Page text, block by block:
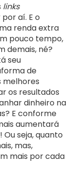
links
aí. E o
renda extra
pouco tempo,
demais, né?
seu
de
melhores
os resultados
dinheiro na
E conforme
aumentará
seja, quanto
mas,
mais por cada